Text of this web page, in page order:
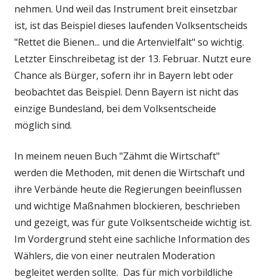
nehmen. Und weil das Instrument breit einsetzbar
ist, ist das Beispiel dieses laufenden Volksentscheids
"Rettet die Bienen... und die Artenvielfalt" so wichtig.
Letzter Einschreibetag ist der 13. Februar. Nutzt eure
Chance als Bürger, sofern ihr in Bayern lebt oder
beobachtet das Beispiel. Denn Bayern ist nicht das
einzige Bundesland, bei dem Volksentscheide
möglich sind.
In meinem neuen Buch "Zähmt die Wirtschaft"
werden die Methoden, mit denen die Wirtschaft und
ihre Verbände heute die Regierungen beeinflussen
und wichtige Maßnahmen blockieren, beschrieben
und gezeigt, was für gute Volksentscheide wichtig ist.
Im Vordergrund steht eine sachliche Information des
Wählers, die von einer neutralen Moderation
begleitet werden sollte. Das für mich vorbildliche